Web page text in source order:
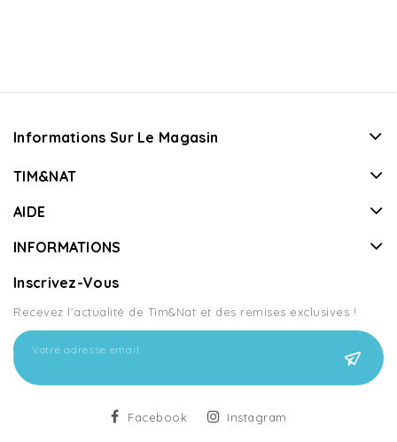
Informations Sur Le Magasin
TIM&NAT
AIDE
INFORMATIONS
Inscrivez-Vous
Recevez l'actualité de Tim&Nat et des remises exclusives !
Facebook Instagram